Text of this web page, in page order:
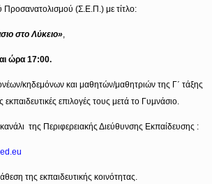
Προσανατολισμού (Σ.Ε.Π.) με τίτλο:
στο Λύκειο»,
ώρα 17:00.
κηδεμόνων και μαθητών/μαθητριών της Γ΄ τάξης
επιλογές τους μετά το Γυμνάσιο.
της Περιφερειακής Διεύθυνσης Εκπαίδευσης :
της εκπαιδευτικής κοινότητας.